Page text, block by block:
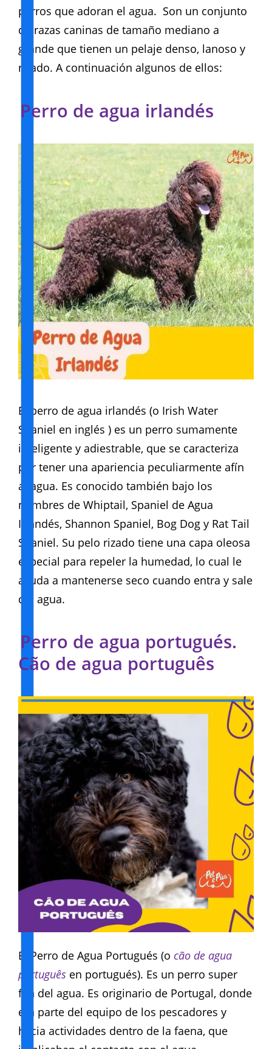
perros que adoran el agua. Son un conjunto
de razas caninas de tamaño mediano a
grande que tienen un pelaje denso, lanoso y
rizado. A continuación algunos de ellos:
Perro de agua irlandés
El perro de agua irlandés (o Irish Water
Spaniel en inglés ) es un perro sumamente
inteligente y adiestrable, que se caracteriza
por tener una apariencia peculiarmente afín
al agua. Es conocido también bajo los
nombres de Whiptail, Spaniel de Agua
Irlandés, Shannon Spaniel, Bog Dog y Rat Tail
Spaniel. Su pelo rizado tiene una capa oleosa
especial para repeler la humedad, lo cual le
ayuda a mantenerse seco cuando entra y sale
del agua.
Perro de agua portugués.
Cão de agua português
El Perro de Agua Portugués (o cão de agua
português en portugués). Es un perro super
fan del agua. Es originario de Portugal, donde
era parte del equipo de los pescadores y
hacia actividades dentro de la faena, que